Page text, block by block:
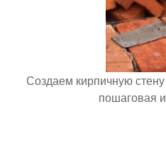
Создаем кирпичную
пошаговая